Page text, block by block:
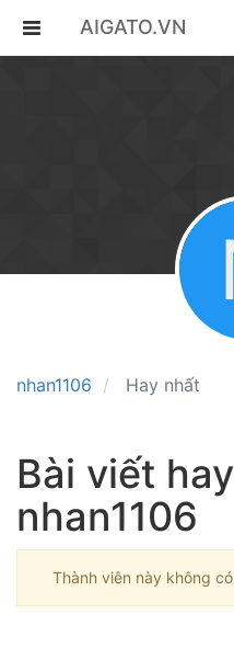
AIGATO.VN
nhan1106 Hay nhất
Bài viết
nhan1106
Thành viên này không